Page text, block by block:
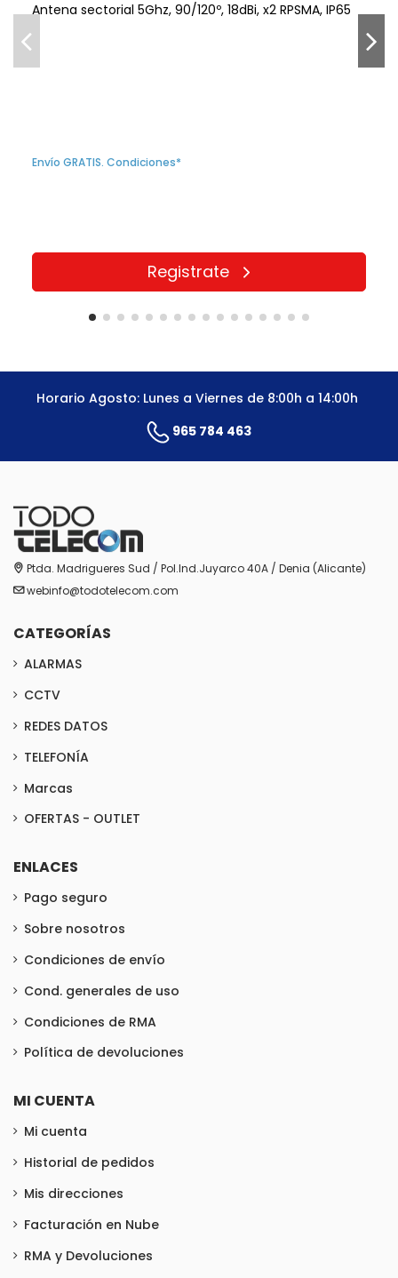
Antena sectorial 5Ghz, 90/120º, 18dBi, x2 RPSMA, IP65
Envío GRATIS. Condiciones*
Registrate
Horario Agosto: Lunes a Viernes de 8:00h a 14:00h
965 784 463
Ptda. Madrigueres Sud / Pol.Ind.Juyarco 40A / Denia (Alicante)
webinfo@todotelecom.com
CATEGORÍAS
ALARMAS
CCTV
REDES DATOS
TELEFONÍA
Marcas
OFERTAS - OUTLET
ENLACES
Pago seguro
Sobre nosotros
Condiciones de envío
Cond. generales de uso
Condiciones de RMA
Política de devoluciones
MI CUENTA
Mi cuenta
Historial de pedidos
Mis direcciones
Facturación en Nube
RMA y Devoluciones